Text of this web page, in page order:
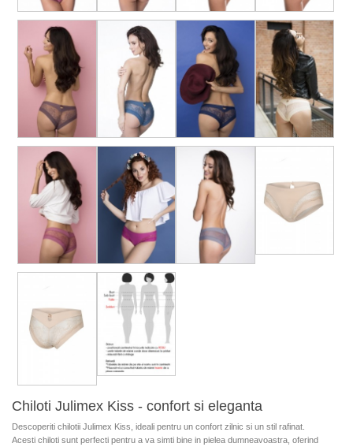
Chiloti Julimex Kiss - confort si eleganta
Descoperiti chilotii Julimex Kiss, ideali pentru un confort zilnic si un stil rafinat.
Acesti chiloti sunt perfecti pentru a va simti bine in pielea dumneavoastra, oferind